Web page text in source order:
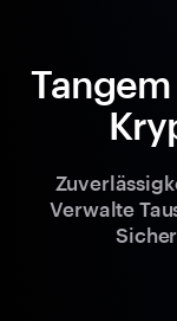
Verwalte